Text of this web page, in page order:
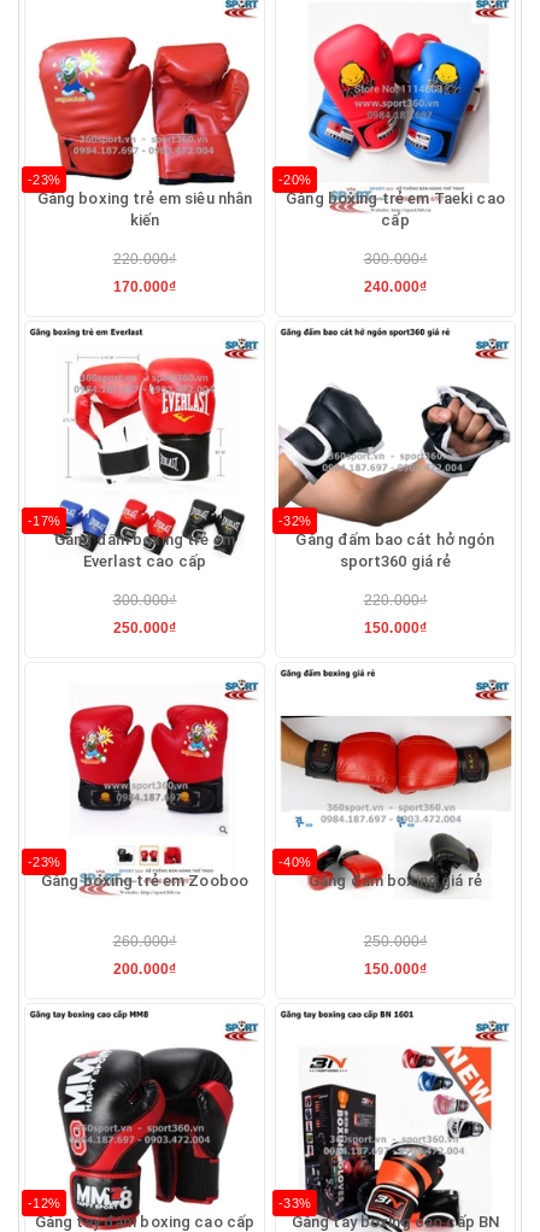
-23%
Găng boxing trẻ em siêu nhân
kiến
220.000₫
170.000₫
-20%
Găng boxing trẻ em Taeki cao
cấp
300.000₫
240.000₫
-17%
Găng đấm boxing trẻ em
Everlast cao cấp
300.000₫
250.000₫
-32%
Găng đấm bao cát hở ngón
sport360 giá rẻ
220.000₫
150.000₫
-23%
Găng boxing trẻ em Zooboo
260.000₫
200.000₫
-40%
Găng đấm boxing giá rẻ
250.000₫
150.000₫
-12%
Găng tay đấm boxing cao cấp
-33%
Găng tay boxing cao cấp BN